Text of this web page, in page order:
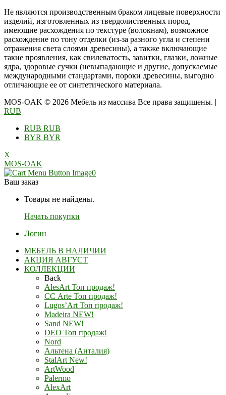
Не являются производственным браком лицевые поверхности
изделий, изготовленных из твердолиственных пород,
имеющие расхождения по текстуре (волокнам), возможное
расхождение по тону отделки (из-за разного угла и степени
отражения света слоями древесины), а также включающие
такие проявления, как свилеватость, завитки, глазки, ложные
ядра, здоровые сучки (невыпадающие и другие, допускаемые
международными стандартами, пороки древесины, выгодно
отличающие ее от синтетического материала.
MOS-OAK © 2026 Мебель из массива Все права защищены. |
RUB
RUB RUB
BYR BYR
X
MOS-OAK
0
Ваш заказ
Товары не найдены.
Начать покупки
Логин
МЕБЕЛЬ В НАЛИЧИИ
АКЦИЯ АВГУСТ
КОЛЛЕКЦИИ
Back
AlesArt Топ продаж!
СС Arte Топ продаж!
Lugos’Art Топ продаж!
Madeira NEW!
Sand NEW!
DEO Топ продаж!
Nord
Альтена (Анталия)
StalArt New!
ArtWood
Palermo
AlexArt